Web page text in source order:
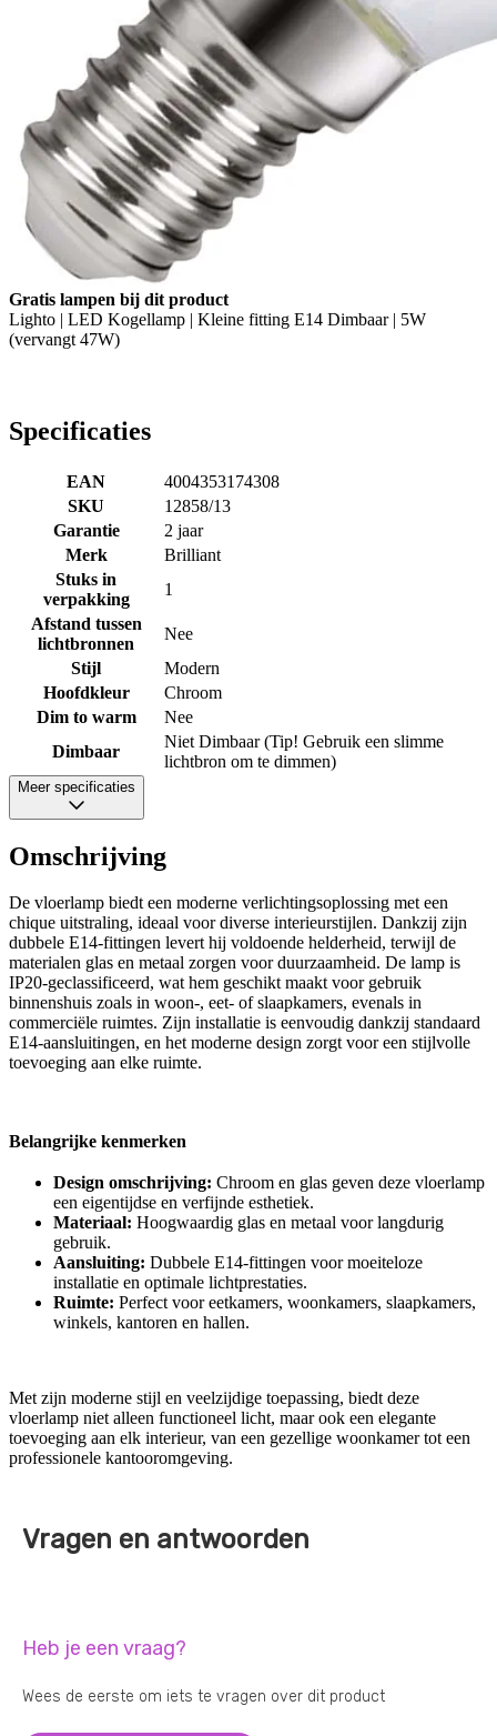
Gratis lampen bij dit product
Lighto | LED Kogellamp | Kleine fitting E14 Dimbaar | 5W
(vervangt 47W)
Specificaties
EAN
4004353174308
SKU
12858/13
Garantie
2 jaar
Merk
Brilliant
Stuks in
verpakking
1
Afstand tussen
lichtbronnen
Nee
Stijl
Modern
Hoofdkleur
Chroom
Dim to warm
Nee
Dimbaar
Niet Dimbaar (Tip! Gebruik een slimme
lichtbron om te dimmen)
Meer specificaties
Omschrijving
De vloerlamp biedt een moderne verlichtingsoplossing met een
chique uitstraling, ideaal voor diverse interieurstijlen. Dankzij zijn
dubbele E14-fittingen levert hij voldoende helderheid, terwijl de
materialen glas en metaal zorgen voor duurzaamheid. De lamp is
IP20-geclassificeerd, wat hem geschikt maakt voor gebruik
binnenshuis zoals in woon-, eet- of slaapkamers, evenals in
commerciële ruimtes. Zijn installatie is eenvoudig dankzij standaard
E14-aansluitingen, en het moderne design zorgt voor een stijlvolle
toevoeging aan elke ruimte.
Belangrijke kenmerken
Design omschrijving: Chroom en glas geven deze vloerlamp
een eigentijdse en verfijnde esthetiek.
Materiaal: Hoogwaardig glas en metaal voor langdurig
gebruik.
Aansluiting: Dubbele E14-fittingen voor moeiteloze
installatie en optimale lichtprestaties.
Ruimte: Perfect voor eetkamers, woonkamers, slaapkamers,
winkels, kantoren en hallen.
Met zijn moderne stijl en veelzijdige toepassing, biedt deze
vloerlamp niet alleen functioneel licht, maar ook een elegante
toevoeging aan elk interieur, van een gezellige woonkamer tot een
professionele kantooromgeving.
Vragen en antwoorden
Heb je een vraag?
Wees de eerste om iets te vragen over dit product